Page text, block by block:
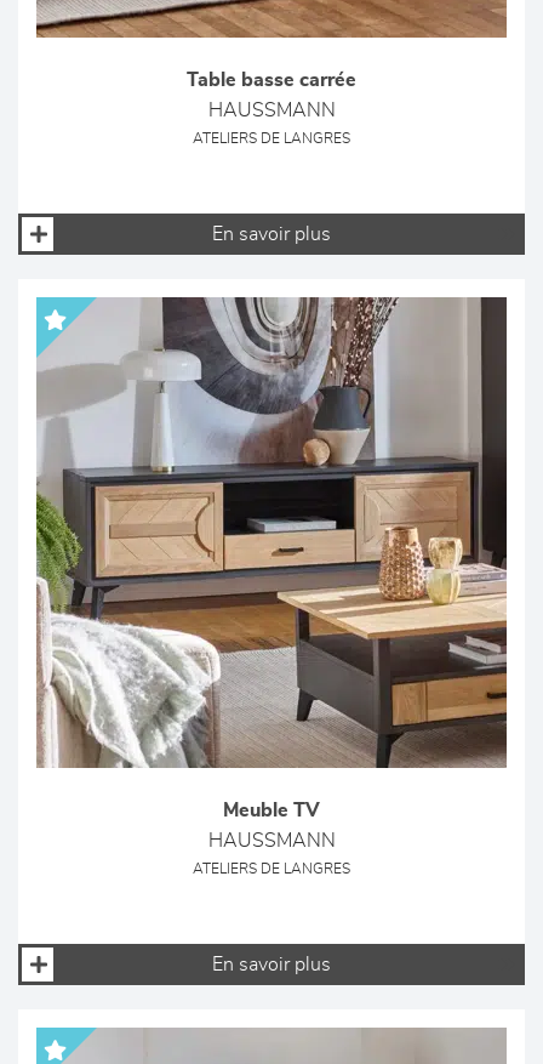
Table basse carrée
HAUSSMANN
ATELIERS DE LANGRES
En savoir plus
Meuble TV
HAUSSMANN
ATELIERS DE LANGRES
En savoir plus